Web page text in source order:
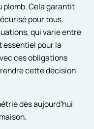
plomb. Cela garantit
pour tous.
qui varie entre
essentiel pour la
ces obligations
cette décision
dès aujourd'hui